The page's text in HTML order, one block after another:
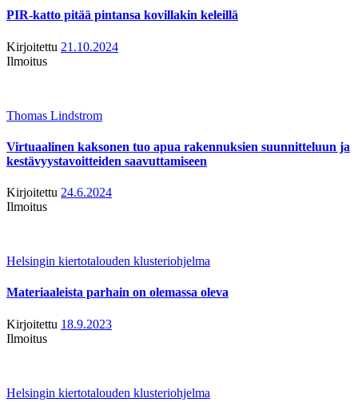
PIR-katto pitää pintansa kovillakin keleillä
Kirjoitettu 21.10.2024
Ilmoitus
Thomas Lindstrom
Virtuaalinen kaksonen tuo apua rakennuksien suunnitteluun ja
kestävyystavoitteiden saavuttamiseen
Kirjoitettu 24.6.2024
Ilmoitus
Helsingin kiertotalouden klusteriohjelma
Materiaaleista parhain on olemassa oleva
Kirjoitettu 18.9.2023
Ilmoitus
Helsingin kiertotalouden klusteriohjelma